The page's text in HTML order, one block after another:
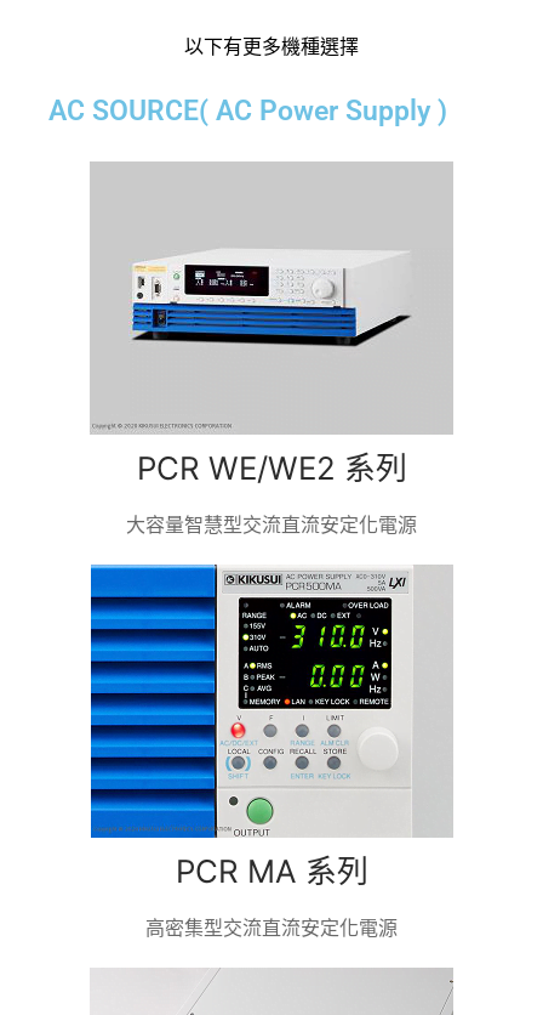
以下有更多機種選擇
AC SOURCE( AC Power Supply )
PCR WE/WE2 系列
大容量智慧型交流直流安定化電源
PCR MA 系列
高密集型交流直流安定化電源